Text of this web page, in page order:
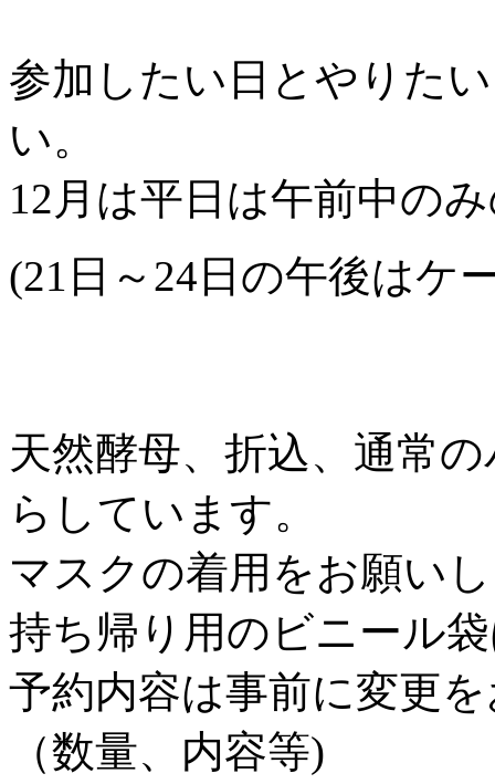
参加したい日とやりた
い。
12月は平日は午前中の
(21日～24日の午後はケ
天然酵母、折込、通常
らしています。
マスクの着用をお願い
持ち帰り用のビニール
予約内容は事前に変更
（数量、内容等)